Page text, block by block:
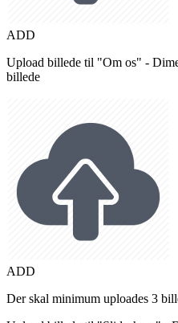
ADD
Upload billede til "Om os" -
billede
ADD
Der skal minimum uploades 3